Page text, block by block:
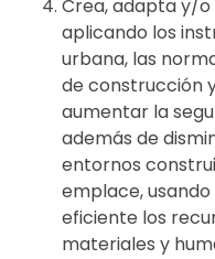
Crea, adapta y/
aplicando los
urbana, las
de construcción
aumentar la
además de
entornos
emplace,
eficiente los
materiales y